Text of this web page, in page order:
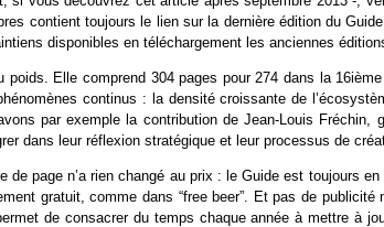
contient toujours le lien sur la dernière édition du
disponibles en téléchargement les anciennes
poids. Elle comprend 304 pages pour 274 dans la
continus : la densité croissante de
par exemple la contribution de Jean-Louis
dans leur réflexion stratégique et leur processus de
de page n’a rien changé au prix : le Guide est toujours
gratuit, comme dans “free beer”. Et pas de
de consacrer du temps chaque année à mettre à